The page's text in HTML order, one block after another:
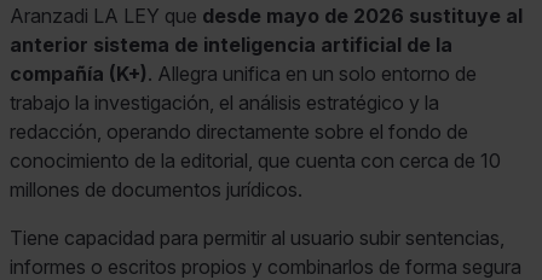
Aranzadi LA LEY que desde mayo de 2026 sustituye al
anterior sistema de inteligencia artificial de la
compañía (K+). Allegra unifica en un solo entorno de
trabajo la investigación, el análisis estratégico y la
redacción, operando directamente sobre el fondo de
conocimiento de la editorial, que cuenta con cerca de 10
millones de documentos jurídicos.
Tiene capacidad para permitir al usuario subir sentencias,
informes o escritos propios y combinarlos de forma segura